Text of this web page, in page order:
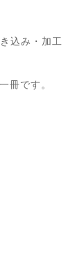
込み・加工
冊です。